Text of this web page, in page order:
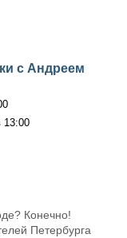
с Андреем
13:00
Конечно!
Петербурга